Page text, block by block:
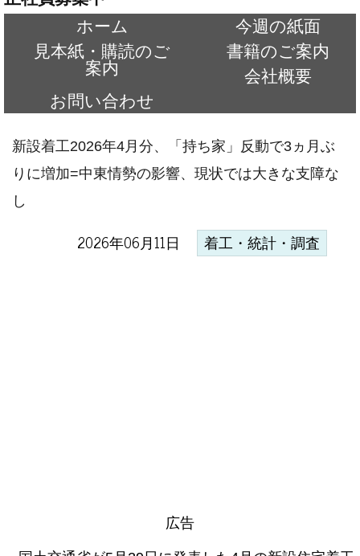
ホーム
今週の紙面
見本紙・購読のご
案内
書籍のご案内
会社概要
お問い合わせ
新設着工2026年4月分、「持ち家」反動で3ヵ月ぶ
りに増加=中東情勢の影響、現状では大きな支障な
し
2026年06月11日 着工・統計・調査
広告